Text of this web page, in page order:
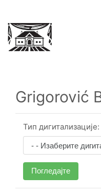
Grigorović
Тип дигитализације:
Погледајте